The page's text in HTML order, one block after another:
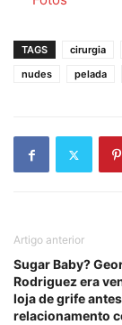
TAGS cirurgia
nudes
pelada
Artigo anterior
Sugar Baby?
Rodriguez era
loja de grife
relacionamento